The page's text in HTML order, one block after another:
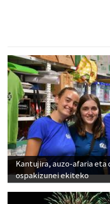
Kantujira, auzo-afaria
ospakizunei ekiteko